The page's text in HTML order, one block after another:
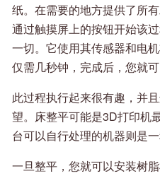
纸。在需要的地方提供了所
通过触摸屏上的按钮开始该
一切。它使用其传感器和电
仅需几秒钟，完成后，您就
此过程执行起来很有趣，并
望。床整平可能是3D打印机
台可以自行处理的机器则是一
一旦整平，您就可以安装树